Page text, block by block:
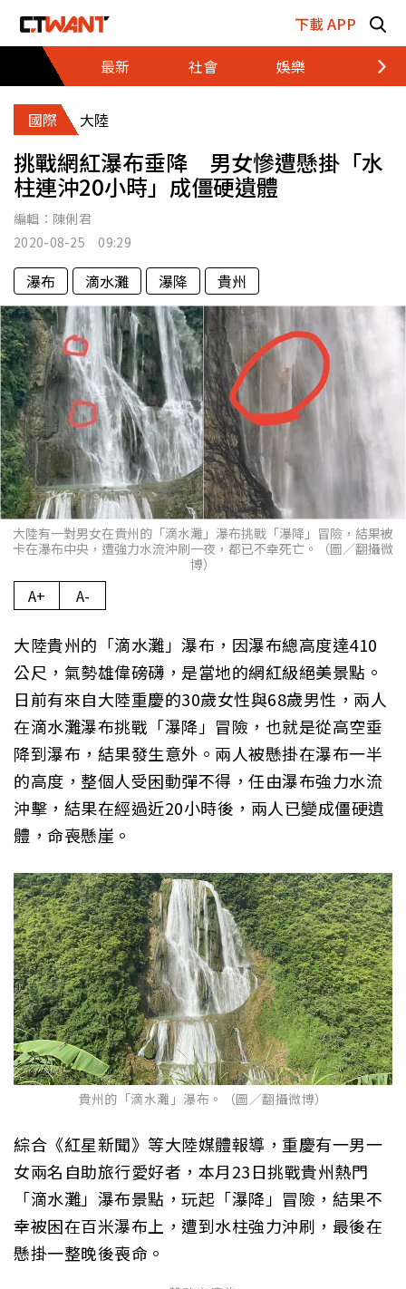
下載 APP
最新
社會 娛樂 財經
國際 大陸
挑戰網紅瀑布垂降 男女慘遭懸掛「水
柱連沖20小時」成僵硬遺體
編輯： 陳俐君
2020-08-25 09:29
瀑布 滴水灘 瀑降 貴州
大陸有一對男女在貴州的「滴水灘」瀑布挑戰「瀑降」冒險，結果被
卡在瀑布中央，遭強力水流沖刷一夜，都已不幸死亡。（圖／翻攝微
博）
A+ A-
大陸貴州的「滴水灘」瀑布，因瀑布總高度達410
公尺，氣勢雄偉磅礴，是當地的網紅級絕美景點。
日前有來自大陸重慶的30歲女性與68歲男性，兩人
在滴水灘瀑布挑戰「瀑降」冒險，也就是從高空垂
降到瀑布，結果發生意外。兩人被懸掛在瀑布一半
的高度，整個人受困動彈不得，任由瀑布強力水流
沖擊，結果在經過近20小時後，兩人已變成僵硬遺
體，命喪懸崖。
貴州的「滴水灘」瀑布。（圖／翻攝微博）
綜合《紅星新聞》等大陸媒體報導，重慶有一男一
女兩名自助旅行愛好者，本月23日挑戰貴州熱門
「滴水灘」瀑布景點，玩起「瀑降」冒險，結果不
幸被困在百米瀑布上，遭到水柱強力沖刷，最後在
懸掛一整晚後喪命。